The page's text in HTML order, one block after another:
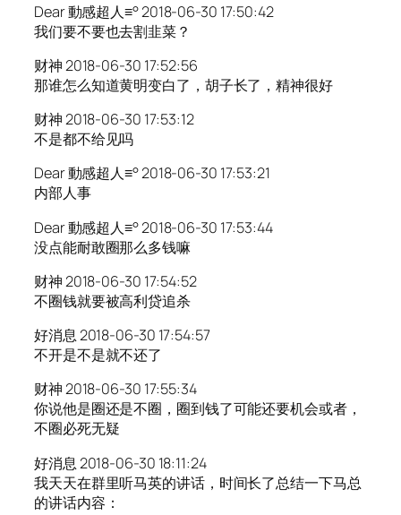
Dear 動感超人≡° 2018-06-30 17:50:42
我们要不要也去割韭菜？
财神 2018-06-30 17:52:56
那谁怎么知道黄明变白了，胡子长了，精神很好
财神 2018-06-30 17:53:12
不是都不给见吗
Dear 動感超人≡° 2018-06-30 17:53:21
内部人事
Dear 動感超人≡° 2018-06-30 17:53:44
没点能耐敢圈那么多钱嘛
财神 2018-06-30 17:54:52
不圈钱就要被高利贷追杀
好消息 2018-06-30 17:54:57
不开是不是就不还了
财神 2018-06-30 17:55:34
你说他是圈还是不圈，圈到钱了可能还要机会或者，
不圈必死无疑
好消息 2018-06-30 18:11:24
我天天在群里听马英的讲话，时间长了总结一下马总
的讲话内容：